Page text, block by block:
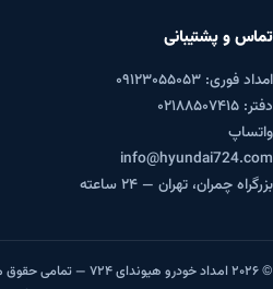
تماس و پشتیبانی
امداد فوری: ۰۹۱۲۳۰۵۵۰۵۳
دفتر: ۰۲۱۸۸۵۰۷۴۱۵
واتساپ
info@hyundai724.com
بزرگراه چمران، تهران — ۲۴ ساعته
© ۲۰۲۶ امداد خودرو هیوندای ۷۲۴ — تمامی حقوق محفوظ است.